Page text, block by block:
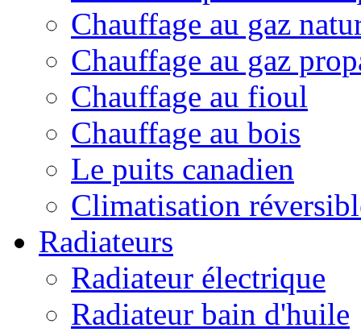
Chauffage au gaz
Chauffage au gaz
Chauffage au fioul
Chauffage au bois
Le puits canadien
Climatisation
Radiateurs
Radiateur électrique
Radiateur bain d'huile